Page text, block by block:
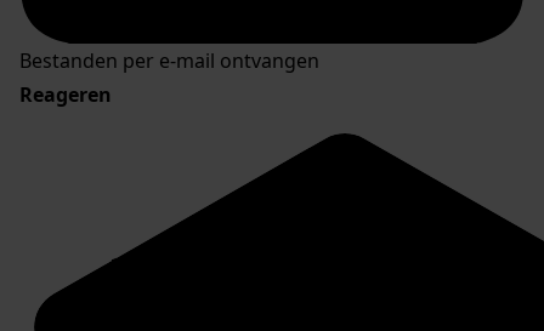
Bestanden per e-mail ontvangen
Reageren